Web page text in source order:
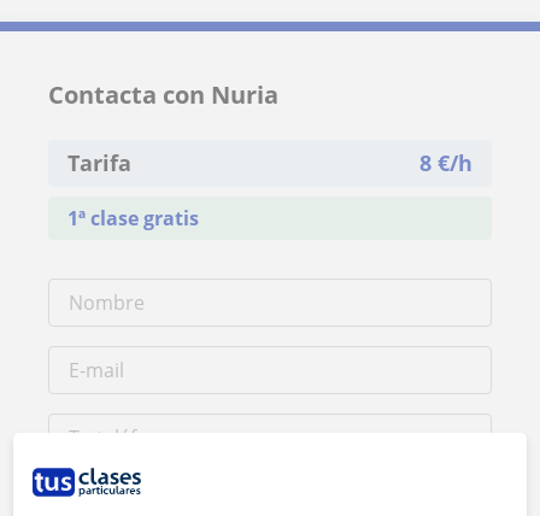
Contacta con Nuria
Tarifa 8 €/h
1ª clase gratis